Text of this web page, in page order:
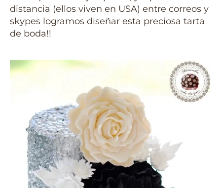
distancia (ellos viven en USA) entre correos y
skypes logramos diseñar esta preciosa tarta
de boda!!